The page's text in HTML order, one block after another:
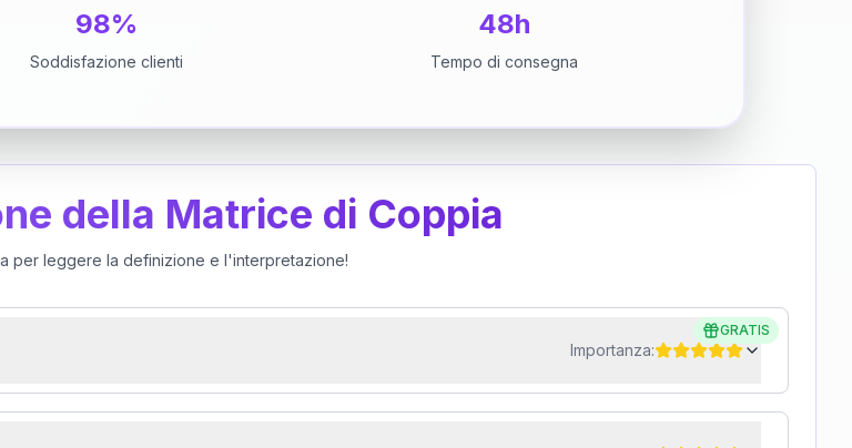
98%
Soddisfazione clienti
48h
Tempo di consegna
della Matrice di Coppia
per leggere la definizione e l'interpretazione!
GRATIS
Importanza: